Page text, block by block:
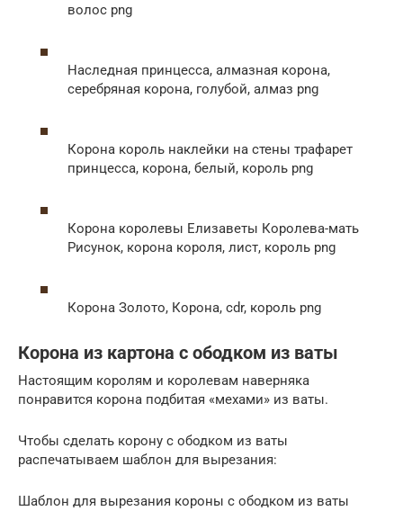
волос png
Наследная принцесса, алмазная корона,
серебряная корона, голубой, алмаз png
Корона король наклейки на стены трафарет
принцесса, корона, белый, король png
Корона королевы Елизаветы Королева-мать
Рисунок, корона короля, лист, король png
Корона Золото, Корона, cdr, король png
Корона из картона с ободком из ваты
Настоящим королям и королевам наверняка
понравится корона подбитая «мехами» из ваты.
Чтобы сделать корону с ободком из ваты
распечатываем шаблон для вырезания:
Шаблон для вырезания короны с ободком из ваты